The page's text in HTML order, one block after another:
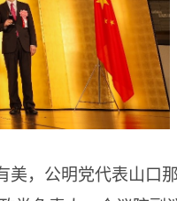
，公明党代表山口那